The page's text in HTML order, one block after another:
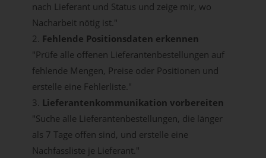
nach Lieferant und Status und zeige mir, wo
Nacharbeit nötig ist."
2. Fehlende Positionsdaten erkennen
"Prüfe alle offenen Lieferantenbestellungen auf
fehlende Mengen, Preise oder Positionen und
erstelle eine Fehlerliste."
3. Lieferantenkommunikation vorbereiten
"Suche alle Lieferantenbestellungen, die länger
als 7 Tage offen sind, und erstelle eine
Nachfassliste je Lieferant."